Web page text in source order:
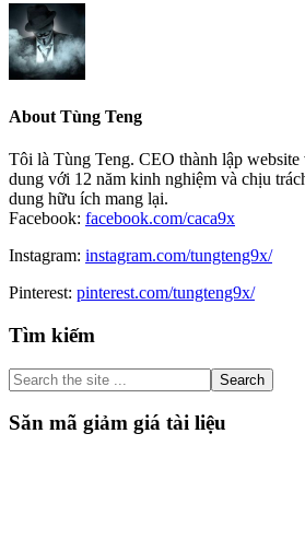
About Tùng Teng
Tôi là Tùng Teng. CEO thành lập website
dung với 12 năm kinh nghiệm và chịu
dung hữu ích mang lại.
Facebook: facebook.com/caca9x
Instagram: instagram.com/tungteng9x/
Pinterest: pinterest.com/tungteng9x/
Primary
Sidebar
Tìm kiếm
Search
the
site
...
Săn mã giảm giá tài liệu